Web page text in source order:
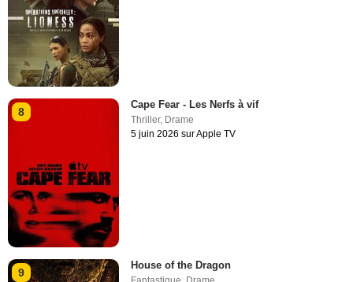
8
Cape Fear - Les Nerfs à vif
Thriller, Drame
5 juin 2026 sur Apple TV
9
House of the Dragon